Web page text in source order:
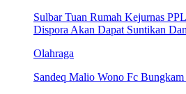
Sulbar Tuan Rumah Kejurnas
Dispora Akan Dapat Suntikan
Olahraga
Sandeq Malio Wono Fc